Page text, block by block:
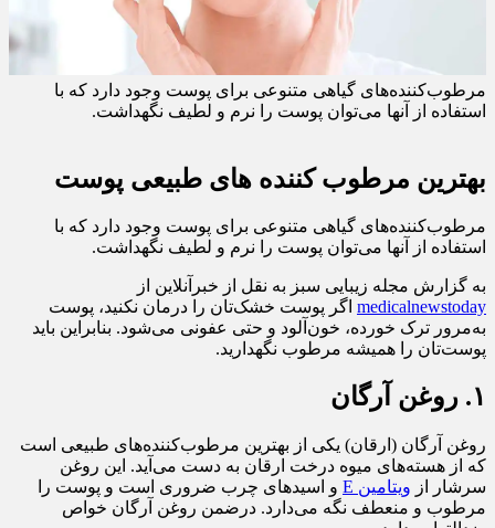
مرطوب‌کننده‌های گیاهی متنوعی برای پوست وجود دارد که با
استفاده از آنها می‌توان پوست را نرم و لطیف نگهداشت.
بهترین مرطوب کننده های طبیعی پوست
مرطوب‌کننده‌های گیاهی متنوعی برای پوست وجود دارد که با
استفاده از آنها می‌توان پوست را نرم و لطیف نگهداشت.
به گزارش مجله زیبایی سبز به نقل از خبرآنلاین از
medicalnewstoday اگر پوست خشک‌تان را درمان نکنید، پوست
به‌مرور ترک خورده، خون‌آلود و حتی عفونی می‌شود. بنابراین باید
پوست‌تان را همیشه مرطوب نگهدارید.
۱. روغن آرگان
روغن آرگان (ارقان) یکی از بهترین مرطوب‌کننده‌های طبیعی است
که از هسته‌های میوه درخت ارقان به دست می‌آید. این روغن
سرشار از ویتامین E
و اسیدهای چرب ضروری است و پوست را
مرطوب و منعطف نگه می‌دارد. درضمن روغن آرگان خواص